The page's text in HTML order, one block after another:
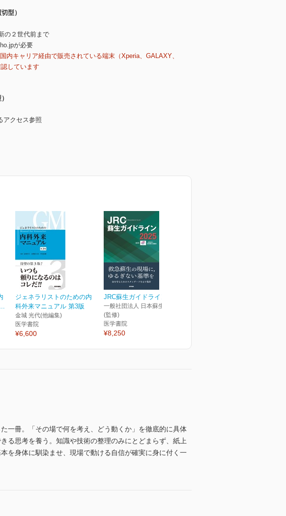
型）
の２世代前まで
が必要
キャリア経由で販売されている端末（Xperia、GALAXY、
しています
アクセス参照
ジェネラリストのための内
科外来マニュアル 第3版
金城 光代(他編集)
医学書院
¥6,600
JRC蘇生ガイドライン2025
一般社団法人 日本蘇生協議会
(監修)
医学書院
¥8,250
一冊。「その場で何を考え、どう動くか」を徹底的に具体
る思考を養う。知識や技術の整理のみにとどまらず、紙上
を身体に馴染ませ、現場で動ける自信が確実に身に付く一